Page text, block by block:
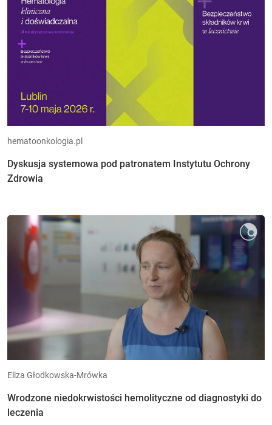
hematoonkologia.pl
Dyskusja systemowa pod patronatem Instytutu Ochrony
Zdrowia
Eliza Głodkowska-Mrówka
Wrodzone niedokrwistości hemolityczne od diagnostyki do
leczenia